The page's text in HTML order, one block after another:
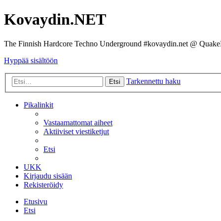
Kovaydin.NET
The Finnish Hardcore Techno Underground #kovaydin.net @
Hyppää sisältöön
Etsi Tarkennettu haku
Pikalinkit
Vastaamattomat aiheet
Aktiiviset viestiketjut
Etsi
UKK
Kirjaudu sisään
Rekisteröidy
Etusivu
Etsi